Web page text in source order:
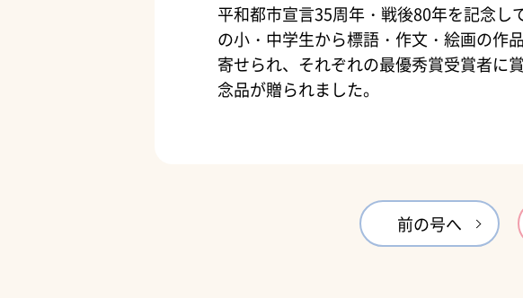
平和都市宣言35周年・戦後80年を記念し
の小・中学生から標語・作文・絵画の作
寄せられ、それぞれの最優秀賞受賞者に
念品が贈られました。
前の号へ